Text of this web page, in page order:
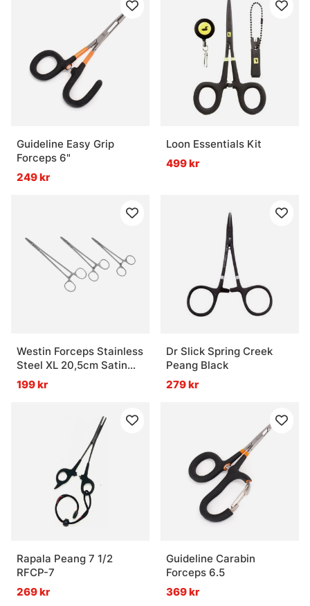
Guideline Easy Grip
Forceps 6"
249 kr
Loon Essentials Kit
499 kr
Westin Forceps Stainless
Steel XL 20,5cm Satin
Finish
199 kr
Dr Slick Spring Creek
Peang Black
279 kr
Rapala Peang 7 1/2
RFCP-7
269 kr
Guideline Carabin
Forceps 6.5
369 kr